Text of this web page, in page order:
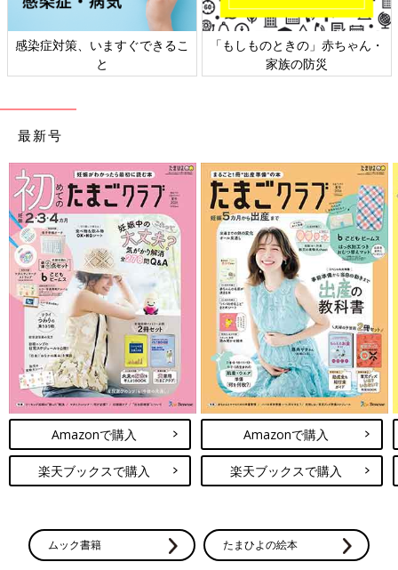
美しい景色が広がる離島で、持続可能な医療を提供したいと小徳先生は話します。
うか？何かきっかけがありましたか？
らいは診られるようになりたい。大学病院ではそれは学べない」
と思ったので、日本全国のさまざまな病院を見学に行ったんで
す。そのときに訪れた鹿児島県の鹿児島市医師会病院で「鹿児島
県の甑島（こしきじま）にはDr.コトーのモデルになった先生が
まだ働いているよ。うちの病院では地域研修で甑島に行けるよ」
と聞いて、一気に離島医療の夢を思い出しました。また、鹿児島
県自体が人が優しくて、あたたかくて、ごはんもおいしくて、温
泉がいっぱいあって魅力的でした。ここで働きたいと思ったんで
す。そこで2年間、研修医として経験を積むことになりました。
――改めて離島医療に出合うことになったのですか？
小徳 そうなんです。Dr.コトーのモデルになった先生の話を聞
いて「そういえば自分は医学部の入試の面接で離島医療をしたい
と言ってたな」と、ようやく思い出したんです。そこから改めて
意欲がわいてきました。
てくれました。麻酔科の先生が「島では麻酔も使えるようになっ
たほうがいい」と指導してくれ、大きな病院であれば技師がして
感染症対策、いますぐできるこ
と
「もしものときの」赤ちゃん・
家族の防災
最新号
Amazonで購入
楽天ブックスで購入
Amazonで購入
楽天ブックスで購入
ムック書籍 たまひよの絵本